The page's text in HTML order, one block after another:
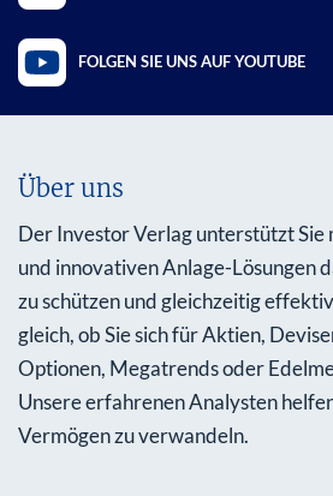
FOLGEN SIE UNS AUF YOUTUBE
Über uns
Der Investor Verlag unterstützt Sie
und innovativen Anlage-Lösungen
zu schützen und gleichzeitig
gleich, ob Sie sich für Aktien,
Optionen, Megatrends oder
Unsere erfahrenen Analysten
Vermögen zu verwandeln.